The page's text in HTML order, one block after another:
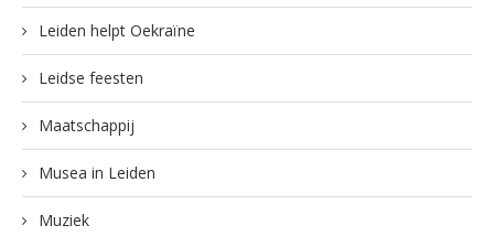
Leiden helpt Oekraïne
Leidse feesten
Maatschappij
Musea in Leiden
Muziek